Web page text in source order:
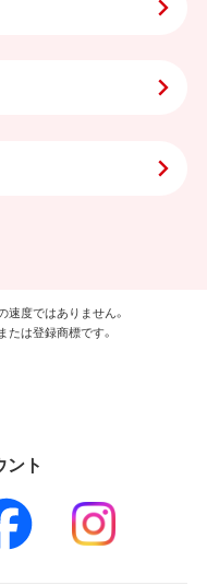
度ではありません。
は登録商標です。
ト